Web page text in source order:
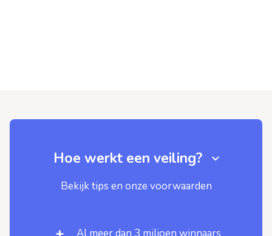
Hoe werkt een veiling?
Bekijk tips en onze voorwaarden
Al meer dan 3 miljoen winnaars